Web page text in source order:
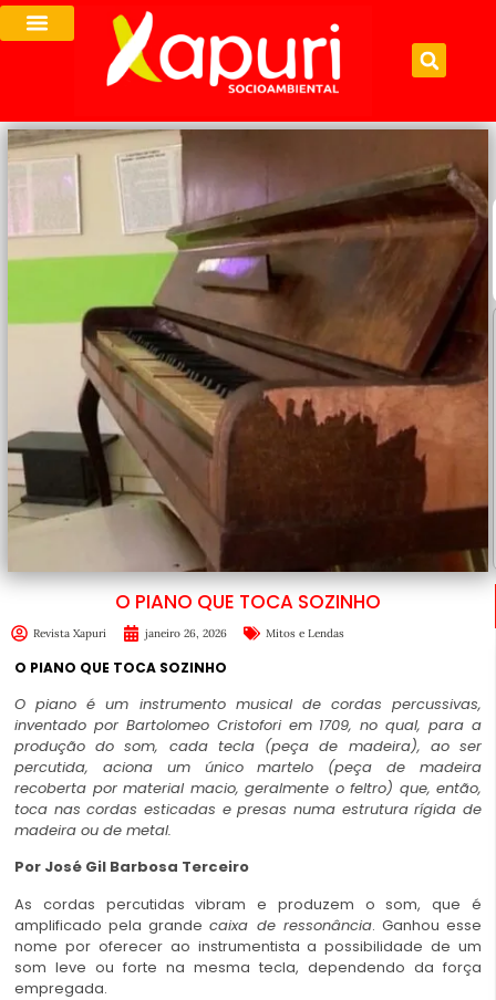
O PIANO QUE TOCA SOZINHO
Revista Xapuri janeiro 26, 2026 Mitos e Lendas
O PIANO QUE TOCA SOZINHO
O piano é um instrumento musical de cordas percussivas,
inventado por Bartolomeo Cristofori em 1709, no qual, para a
produção do som, cada tecla(peça de madeira), ao ser
percutida, aciona um únicomartelo (peça de madeira
recoberta por material macio, geralmente o feltro) que, então,
toca nascordas esticadas e presas numa estrutura rígida de
madeira ou de metal.
Por José Gil Barbosa Terceiro
As cordas percutidas vibram e produzem o som, que é
amplificado pela grandecaixa de ressonância. Ganhou esse
nome por oferecer ao instrumentista a possibilidade de um
som leve ou forte na mesma tecla, dependendo da força
empregada.